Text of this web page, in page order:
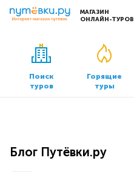
МАГАЗИН
ОНЛАЙН-ТУРОВ
Сервисы
Бронирование отелей
Трансфер
Офисы продаж
Поиск
туров
Горящие
туры
Блог Путёвки.ру